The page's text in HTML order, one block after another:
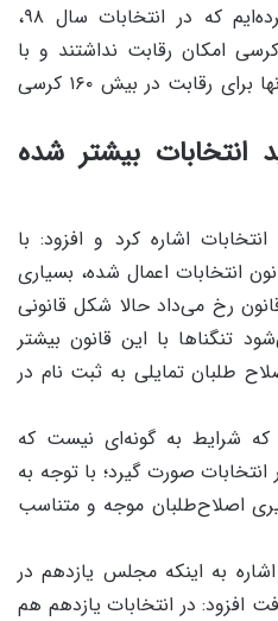
شده است، هنوز فراموش نکرده‌ایم که در انتخابات سال ۹۸،
اصلاح طلبان در بیش از ۱۶۰ کرسی امکان رقابت نداشتند و با
نظارت استصوابی عملا حضور آنها برای رقابت در بیش ۱۶۰ کرسی
انتخابات بیشتر شده
اشاره کرد و افزود: با
انتخابات اعمال شده، بسیاری
رخ می‌داد حالا شکل قانونی
تنگناها با این قانون بیشتر
طلبان تمایلی به ثبت نام در
شرایط به گونه‌ای نیست که
صورت گیرد؛ با توجه به
اصلاح‌طلبان موجه و متناسب
به اینکه مجلس یازدهم در
در انتخابات یازدهم هم